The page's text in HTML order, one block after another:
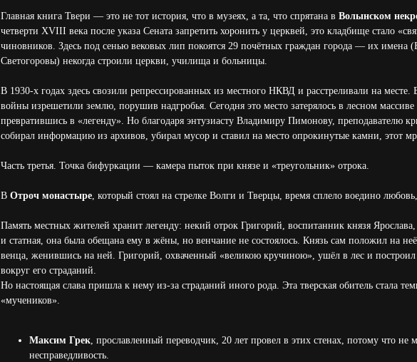
Главная книга Твери — это не тот история, что в музеях, а та, что спрятана в Волынском
четверти XVIII века после указа Сената запретить хоронить у церквей, это кладбище стало
чиновников. Здесь под сенью вековых лип покоятся 29 почётных граждан города — их
Светогоровы) некогда строили церкви, училища и больницы.
В 1930-х годах здесь свозили репрессированных из местного НКВД и расстреливали на
войны изрешетили землю, порушив надгробья. Сегодня это место затерялось в лесном
превратившись в «легенду». Но благодаря энтузиасту Владимиру Пимонову, преподавателю
собирал информацию из архивов, убирал мусор и ставил на место опрокинутые камни, этот
Часть третья. Точка бифуркации — камера пыток при князе и «треугольник» отрока.
В Отроч монастыре, который стоял на стрелке Волги и Тверцы, время сплело воедино
Память местных жителей хранит легенду: некий отрок Григорий, воспитанник князя
и статная, она была обещана ему в жёны, но венчание не состоялось. Князь сам положил на
венца, женившись на ней. Григорий, охваченный «великою кручиною», ушёл в лес и
вокруг его страданий.
Но настоящая слава пришла к нему из-за страданий иного рода. Эта тверская обитель стала
«мучеников».
Максим Грек, прославленный переводчик, 20 лет провел в этих стенах, потому что не
несправедливость.